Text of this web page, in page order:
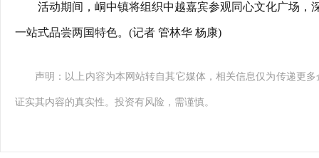
活动期间，峒中镇将组织中越嘉宾参观同心文化广场
一站式品尝两国特色。(记者 管林华 杨康)
声明：以上内容为本网站转自其它媒体，相关信息仅为传递更
证实其内容的真实性。投资有风险，需谨慎。